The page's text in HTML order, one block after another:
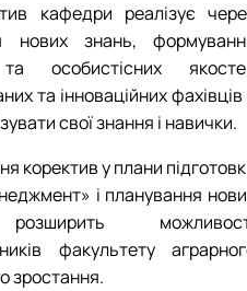
кафедри реалізує
нових знань,
особистісних
та інноваційних фахівців
свої знання і навички.
коректив у плани
і планування
факультету
зростання.